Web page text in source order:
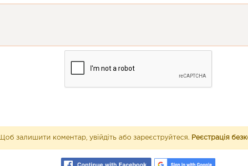
Щоб залишити коментар, увійдіть або зареєструйтеся. Реєстрація